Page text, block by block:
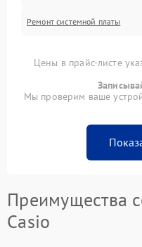
Ремонт системной платы
Цены в прайс-листе
Мы проверим ваше
Преимущества
Casio